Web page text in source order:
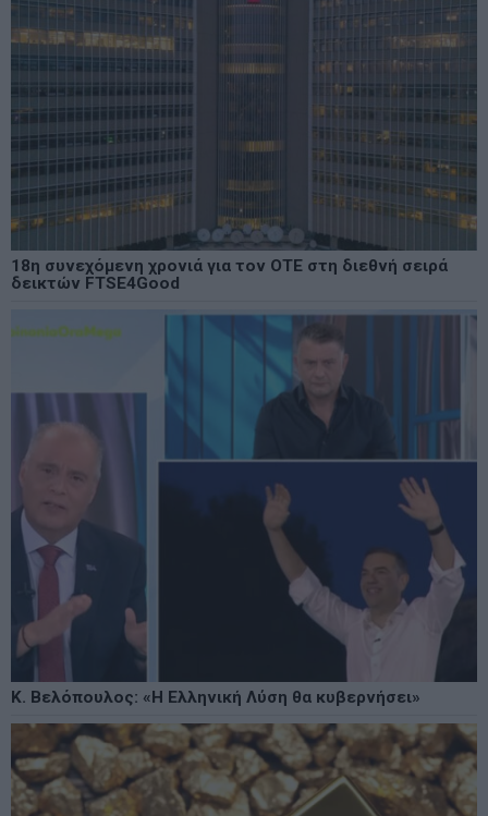
18η συνεχόμενη χρονιά για τον ΟΤΕ στη διεθνή σειρά
δεικτών FTSE4Good
Κ. Βελόπουλος: «Η Ελληνική Λύση θα κυβερνήσει»